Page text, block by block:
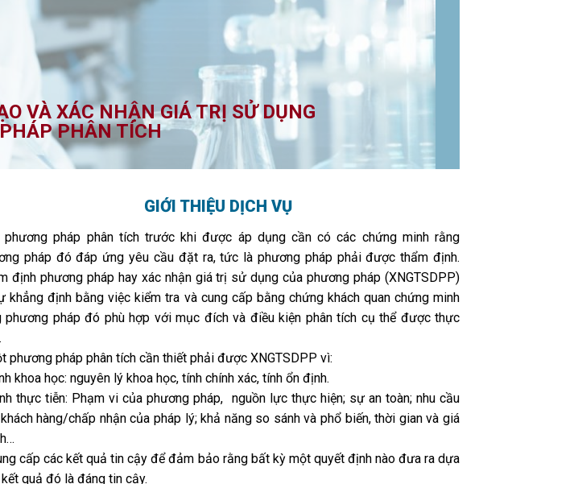
VÀ XÁC NHẬN GIÁ TRỊ SỬ DỤNG
PHÂN TÍCH
GIỚI THIỆU DỊCH VỤ
phương pháp phân tích trước khi được áp dụng cần có các chứng minh rằng
pháp đó đáp ứng yêu cầu đặt ra, tức là phương pháp phải được thẩm định.
định phương pháp hay xác nhận giá trị sử dụng của phương pháp (XNGTSDPP)
khẳng định bằng việc kiểm tra và cung cấp bằng chứng khách quan chứng minh
phương pháp đó phù hợp với mục đích và điều kiện phân tích cụ thể được thực
phương pháp phân tích cần thiết phải được XNGTSDPP vì:
khoa học: nguyên lý khoa học, tính chính xác, tính ổn định.
thực tiễn: Phạm vi của phương pháp, nguồn lực thực hiện; sự an toàn; nhu cầu
hàng/chấp nhận của pháp lý; khả năng so sánh và phổ biến, thời gian và giá
cấp các kết quả tin cậy để đảm bảo rằng bất kỳ một quyết định nào đưa ra dựa
quả đó là đáng tin cậy.